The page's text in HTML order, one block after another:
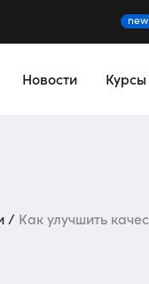
new
Новости Курсы
Как улучшить